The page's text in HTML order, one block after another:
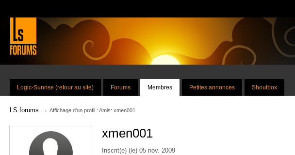
Logic-Sunrise (retour au site) Forums Membres Petites annonces Shoutbox
LS forums → Affichage d'un profil : Amis: xmen001
xmen001
Inscrit(e) (le) 05 nov. 2009